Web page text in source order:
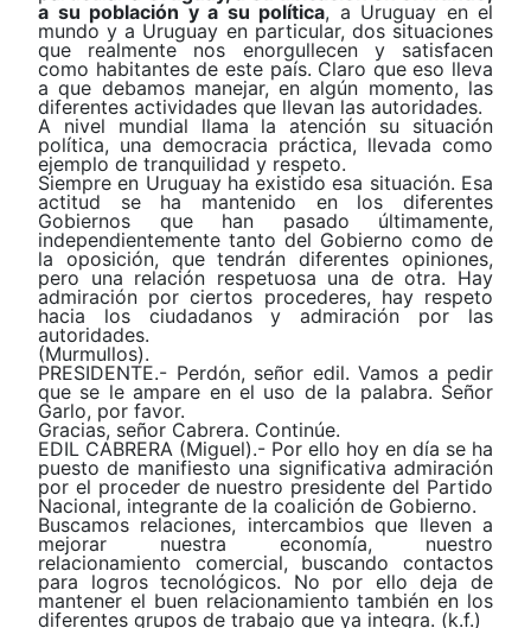
a su población y a su política, a Uruguay en el
mundo y a Uruguay en particular, dos situaciones
que realmente nos enorgullecen y satisfacen
como habitantes de este país. Claro que eso lleva
a que debamos manejar, en algún momento, las
diferentes actividades que llevan las autoridades.
A nivel mundial llama la atención su situación
política, una democracia práctica, llevada como
ejemplo de tranquilidad y respeto.
Siempre en Uruguay ha existido esa situación. Esa
actitud se ha mantenido en los diferentes
Gobiernos que han pasado últimamente,
independientemente tanto del Gobierno como de
la oposición, que tendrán diferentes opiniones,
pero una relación respetuosa una de otra. Hay
admiración por ciertos procederes, hay respeto
hacia los ciudadanos y admiración por las
autoridades.
(Murmullos).
PRESIDENTE.- Perdón, señor edil. Vamos a pedir
que se le ampare en el uso de la palabra. Señor
Garlo, por favor.
Gracias, señor Cabrera. Continúe.
EDIL CABRERA (Miguel).- Por ello hoy en día se ha
puesto de manifiesto una significativa admiración
por el proceder de nuestro presidente del Partido
Nacional, integrante de la coalición de Gobierno.
Buscamos relaciones, intercambios que lleven a
mejorar nuestra economía, nuestro
relacionamiento comercial, buscando contactos
para logros tecnológicos. No por ello deja de
mantener el buen relacionamiento también en los
diferentes grupos de trabajo que ya integra. (k.f.)